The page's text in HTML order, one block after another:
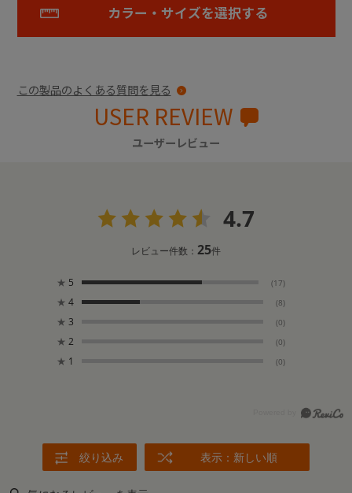
カラー・サイズを選択する
この製品のよくある質問を見る
USER REVIEW
ユーザーレビュー
4.7
レビュー件数： 25件
★ 5 (17)
★ 4 (8)
★ 3 (0)
★ 2 (0)
★ 1 (0)
絞り込み 表示：新しい順